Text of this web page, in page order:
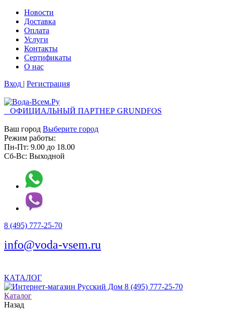
Новости
Доставка
Оплата
Услуги
Контакты
Cертификаты
О нас
Вход | Регистрация
ОФИЦИАЛЬНЫЙ ПАРТНЕР GRUNDFOS
Ваш город Выберите город
Режим работы:
Пн-Пт: 9.00 до 18.00
Сб-Вс: Выходной
8 (495) 777-25-70
info@voda-vsem.ru
КАТАЛОГ
8 (495) 777-25-70
Каталог
Назад